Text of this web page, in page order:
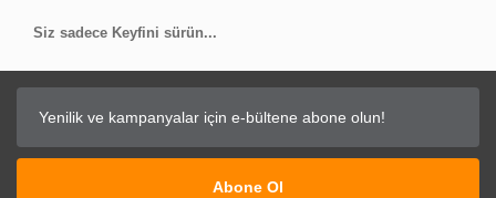
Siz sadece Keyfini sürün...
Abone Ol